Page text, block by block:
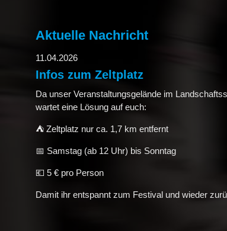
Aktuelle Nachricht
11.04.2026
Infos zum Zeltplatz
Da unser Veranstaltungsgelände im
wartet eine Lösung auf euch:
⛺ Zeltplatz nur ca. 1,7 km entfernt
📅 Samstag (ab 12 Uhr) bis Sonntag
💶 5 € pro Person
Damit ihr entspannt zum Festival und wieder
GALERIE HÖPENAIR 2024
GALERIE HÖPENAIR 2022